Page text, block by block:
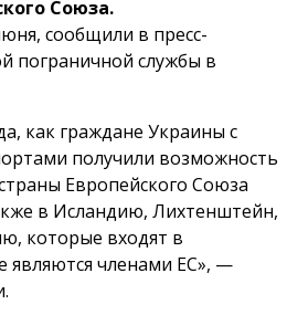
Союза.
сообщили в пресс-
пограничной службы в
как граждане Украины с
получили возможность
Европейского Союза
в Исландию, Лихтенштейн,
которые входят в
являются членами ЕС», —